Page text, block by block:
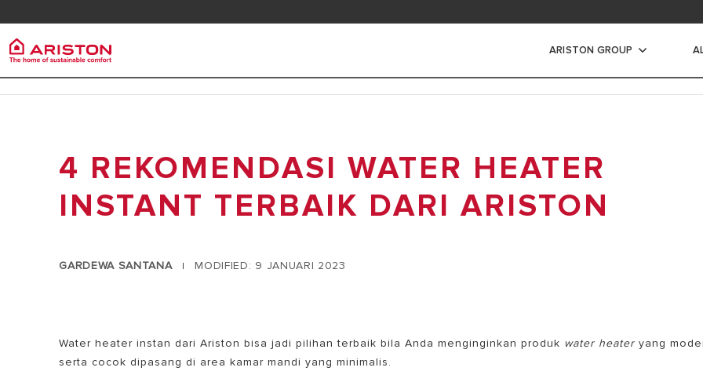
Kontak Download area
ARISTON GROUP
PEMANAS AIR LISTRIK
HEAT PUMP
AIR CONDITIONER
PEMANAS AIR LISTRIK
4 REKOMENDASI WATER HEATER
INSTANT TERBAIK DARI ARISTON
GARDEWA SANTANA | MODIFIED: 9 JANUARI 2023
Water heater instan dari Ariston bisa jadi pilihan terbaik bila Anda menginginkan produk water heateryang
serta cocok dipasang di area kamar mandi yang minimalis.